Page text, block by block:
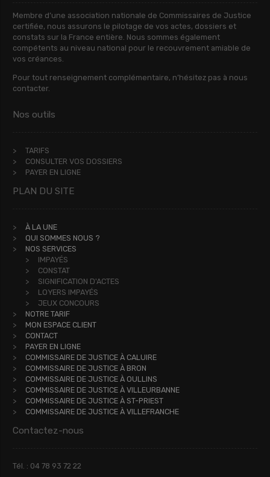
Membre d’une association nationale de Commissaires de Justice
certifiée, nous assurons le pilotage de vos actes, dossiers et
constats sur la France entière. Nous sommes également
compétents au niveau national pour le recouvrement amiable de
vos créances.
Pour tout renseignement complémentaire, n’hésitez pas à nous
contacter.
Nos outils
TARIFS
CONSULTER VOS DOSSIERS
PAYER EN LIGNE
PLAN DU SITE
À LA UNE
QUI SOMMES NOUS ?
NOS SERVICES
IMPAYÉS
CONSTAT
SIGNIFICATION D'ACTES
LOYERS IMPAYÉS
JEUX CONCOURS
NOTRE TARIF
MON ESPACE CLIENT
CONTACT
PAYER EN LIGNE
COMMISSAIRE DE JUSTICE À CALUIRE
COMMISSAIRE DE JUSTICE À BRON
COMMISSAIRE DE JUSTICE À OULLINS
COMMISSAIRE DE JUSTICE À VILLEURBANNE
COMMISSAIRE DE JUSTICE À ST-PRIEST
COMMISSAIRE DE JUSTICE À VILLEFRANCHE
Contactez-nous
Tél. : 04 78 93 72 22